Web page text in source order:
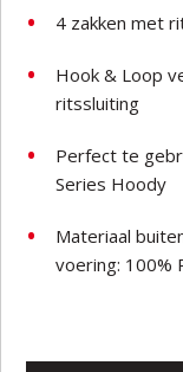
4 zakken met
Hook & Loop
ritssluiting
Perfect te
Series Hoody
Materiaal
voering: 100%